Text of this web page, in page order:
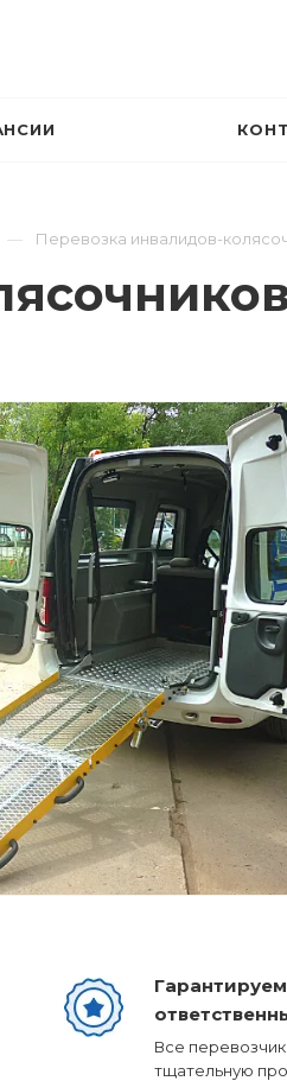
Перевозка инвалидов-
Гарантируем
Все
тщательную